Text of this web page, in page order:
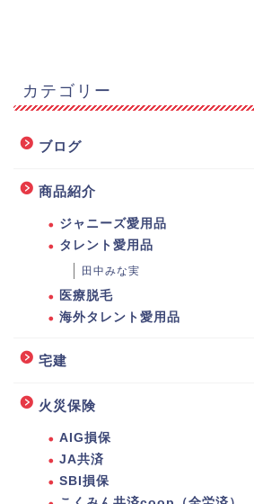
カテゴリー
ブログ
商品紹介
ジャニーズ愛用品
タレント愛用品
田中みな実
医療脱毛
海外タレント愛用品
宅建
火災保険
AIG損保
JA共済
SBI損保